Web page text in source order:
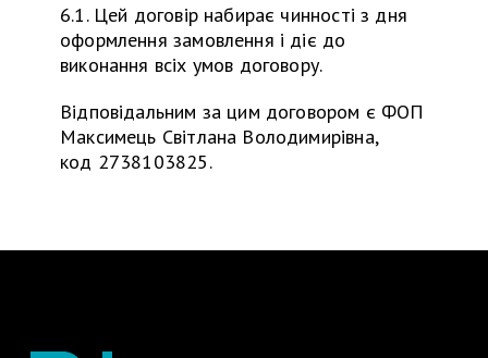
6.1. Цей договір набирає чинності з дня
оформлення замовлення і діє до
виконання всіх умов договору.
Відповідальним за цим договором є ФОП
Максимець Світлана Володимирівна,
код 2738103825.